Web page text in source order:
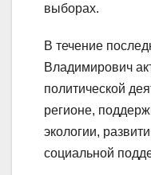
выборах.
В течение
Владимирович
политической
регионе,
экологии,
социальной